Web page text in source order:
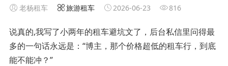
老杨租车 旅游租车 2026-06-23 816
说真的,我写了小两年的租车避坑文了，后台私信里问得最
多的一句话永远是：“博主，那个价格超低的租车行，到底
能不能冲？”